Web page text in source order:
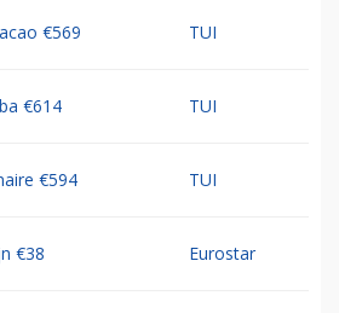
€569 TUI
€614 TUI
€594 TUI
€38 Eurostar